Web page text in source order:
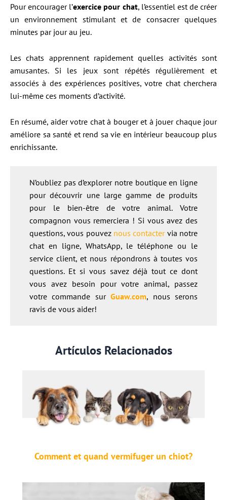
Pour encourager l’exercice pour chat, l’essentiel est de créer
un environnement stimulant et de consacrer quelques
minutes par jour au jeu.
Les chats apprennent rapidement quelles activités sont
amusantes. Si les jeux sont répétés régulièrement et
associés à des expériences positives, votre chat cherchera
lui-même ces moments d’activité.
En résumé, aider votre chat à bouger et à jouer chaque jour
améliore sa santé et rend sa vie en intérieur beaucoup plus
enrichissante.
N’oubliez pas d’explorer notre boutique en ligne
pour découvrir une large gamme de produits
pour le bien-être de votre animal. Votre
compagnon vous remerciera ! Si vous avez des
questions, vous pouvez nous contactervia notre
chat en ligne, WhatsApp, le téléphone ou le
service client, et nous répondrons à toutes vos
questions. Et si vous savez déjà tout ce dont
vous avez besoin pour votre animal, passez
votre commande surGuaw.com, nous serons
ravis de vous aider!
Artículos Relacionados
Comment et quand vermifuger un chiot?